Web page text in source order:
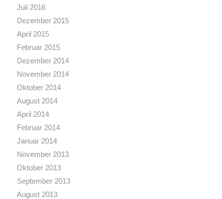
Juli 2016
Dezember 2015
April 2015
Februar 2015
Dezember 2014
November 2014
Oktober 2014
August 2014
April 2014
Februar 2014
Januar 2014
November 2013
Oktober 2013
September 2013
August 2013